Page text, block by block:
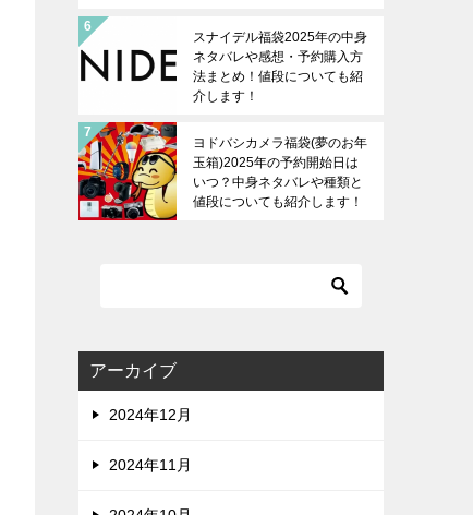
スナイデル福袋2025年の中身
ネタバレや感想・予約購入方
法まとめ！値段についても紹
介します！
ヨドバシカメラ福袋(夢のお年
玉箱)2025年の予約開始日は
いつ？中身ネタバレや種類と
値段についても紹介します！
アーカイブ
2024年12月
2024年11月